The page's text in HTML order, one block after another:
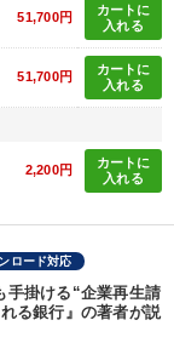
51,700円
カートに
入れる
51,700円
カートに
入れる
2,200円
カートに
入れる
ロード対応
手掛ける“企業再生請
る銀行』の著者が説